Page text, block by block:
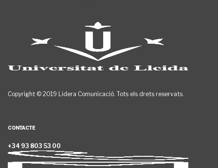
Copyright © 2019 Lidera Comunicació. Tots els drets reservats.
CONTACTE
+34 93 803 53 00